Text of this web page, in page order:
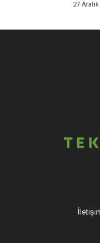
27